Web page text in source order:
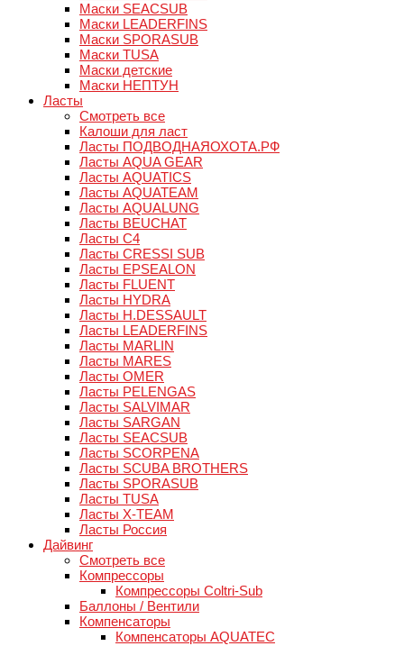
Маски SEACSUB
Маски LEADERFINS
Маски SPORASUB
Маски TUSA
Маски детские
Маски НЕПТУН
Ласты
Смотреть все
Калоши для ласт
Ласты ПОДВОДНАЯОХОТА.РФ
Ласты AQUA GEAR
Ласты AQUATICS
Ласты AQUATEAM
Ласты AQUALUNG
Ласты BEUCHAT
Ласты C4
Ласты CRESSI SUB
Ласты EPSEALON
Ласты FLUENT
Ласты HYDRA
Ласты H.DESSAULT
Ласты LEADERFINS
Ласты MARLIN
Ласты MARES
Ласты OMER
Ласты PELENGAS
Ласты SALVIMAR
Ласты SARGAN
Ласты SEACSUB
Ласты SCORPENA
Ласты SCUBA BROTHERS
Ласты SPORASUB
Ласты TUSA
Ласты X-TEAM
Ласты Россия
Дайвинг
Смотреть все
Компрессоры
Компрессоры Coltri-Sub
Баллоны / Вентили
Компенсаторы
Компенсаторы AQUATEC